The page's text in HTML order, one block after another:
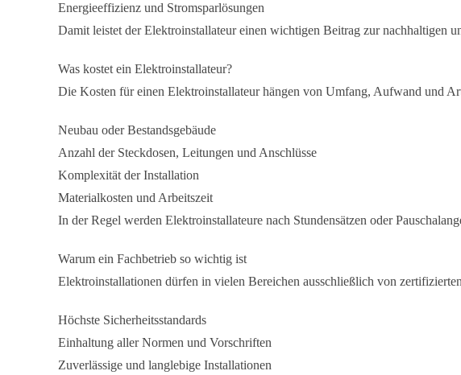
Energieeffizienz und Stromsparlösungen
Damit leistet der Elektroinstallateur einen wichtigen Beitrag zur nachhaltigen
Was kostet ein Elektroinstallateur?
Die Kosten für einen Elektroinstallateur hängen von Umfang, Aufwand und
Neubau oder Bestandsgebäude
Anzahl der Steckdosen, Leitungen und Anschlüsse
Komplexität der Installation
Materialkosten und Arbeitszeit
In der Regel werden Elektroinstallateure nach Stundensätzen oder
Warum ein Fachbetrieb so wichtig ist
Elektroinstallationen dürfen in vielen Bereichen ausschließlich von
Höchste Sicherheitsstandards
Einhaltung aller Normen und Vorschriften
Zuverlässige und langlebige Installationen